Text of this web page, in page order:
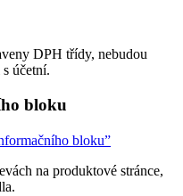
DPH třídy, nebudou
účetní.
bloku
bloku”
na produktové stránce,